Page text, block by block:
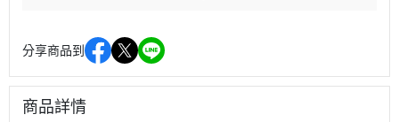
分享商品到
商品詳情